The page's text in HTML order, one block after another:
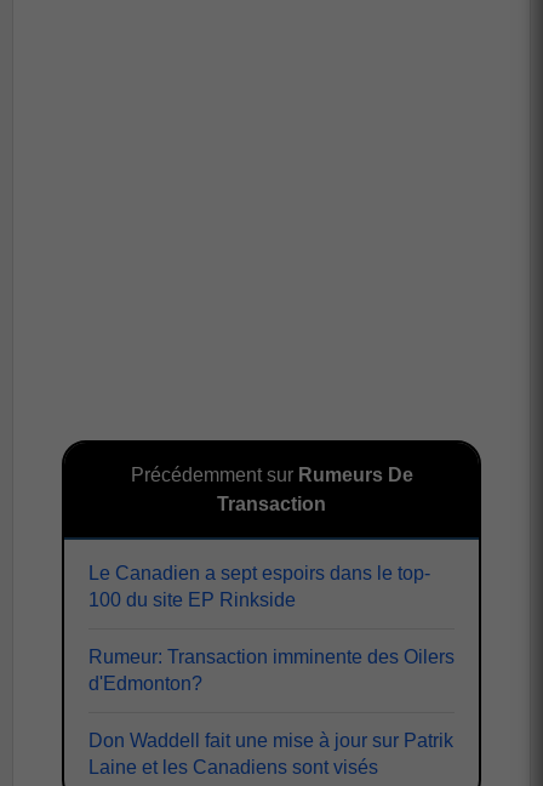
Précédemment sur Rumeurs De
Transaction
Le Canadien a sept espoirs dans le top-
100 du site EP Rinkside
Rumeur: Transaction imminente des Oilers
d'Edmonton?
Don Waddell fait une mise à jour sur Patrik
Laine et les Canadiens sont visés